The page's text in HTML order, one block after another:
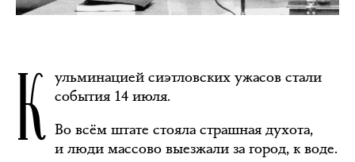
К ульминацией сиэтловских ужасов стали
события 14 июля.
Во всём штате стояла страшная духота,
и люди массово выезжали за город, к воде.